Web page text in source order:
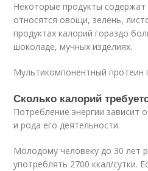
Некоторые продукты
относятся овощи, зелень,
продуктах калорий гораздо
шоколаде, мучных изделиях.
Мультикомпонентный протеин
Сколько калорий
Потребление энергии зависит
и рода его деятельности.
Молодому человеку до 30 лет
употреблять 2700 ккал/сутки.